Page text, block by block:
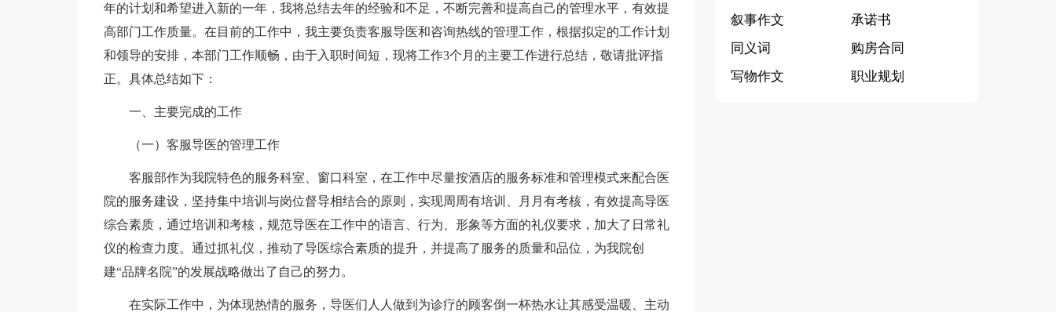
年的计划和希望进入新的一年，我将总结去年的经验和不足，不断完善和提高自己的管理水平，有效提
高部门工作质量。在目前的工作中，我主要负责客服导医和咨询热线的管理工作，根据拟定的工作计划
和领导的安排，本部门工作顺畅，由于入职时间短，现将工作3个月的主要工作进行总结，敬请批评指
正。具体总结如下：
一、主要完成的工作
（一）客服导医的管理工作
客服部作为我院特色的服务科室、窗口科室，在工作中尽量按酒店的服务标准和管理模式来配合医
院的服务建设，坚持集中培训与岗位督导相结合的原则，实现周周有培训、月月有考核，有效提高导医
综合素质，通过培训和考核，规范导医在工作中的语言、行为、形象等方面的礼仪要求，加大了日常礼
仪的检查力度。通过抓礼仪，推动了导医综合素质的提升，并提高了服务的质量和品位，为我院创
建“品牌名院”的发展战略做出了自己的努力。
在实际工作中，为体现热情的服务，导医们人人做到为诊疗的顾客倒一杯热水让其感受温暖、主动
字集合五篇
读后感
叙事作文
承诺书
同义词
购房合同
写物作文
职业规划